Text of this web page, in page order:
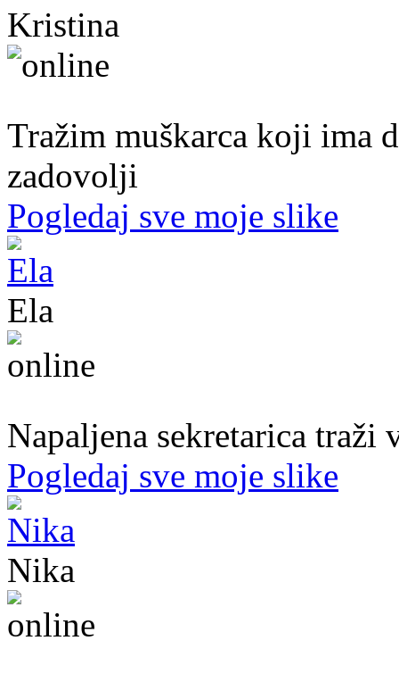
Kristina
Tražim muškarca koji ima
zadovolji
Pogledaj sve moje slike
Ela
Napaljena sekretarica
Pogledaj sve moje slike
Nika